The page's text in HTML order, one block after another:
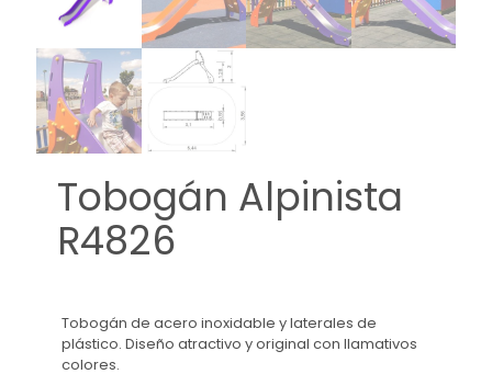
Tobogán Alpinista
R4826
Tobogán de acero inoxidable y laterales de
plástico. Diseño atractivo y original con llamativos
colores.